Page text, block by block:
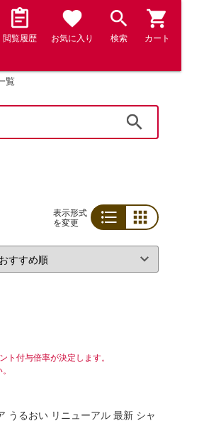
閲覧履歴 お気に入り 検索 カート
覧
表示形式
を変更
ト付与倍率が決定します。